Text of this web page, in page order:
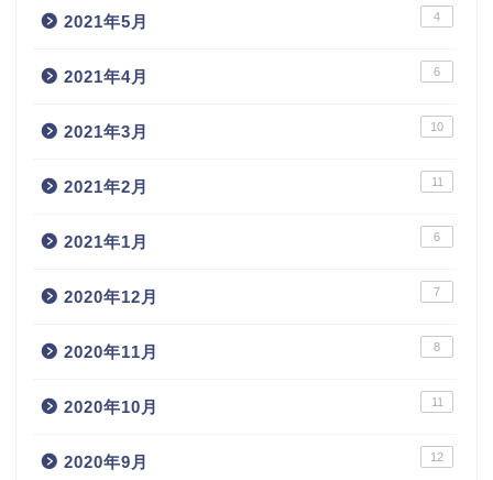
2021年5月 4
2021年4月 6
2021年3月 10
2021年2月 11
2021年1月 6
2020年12月 7
2020年11月 8
2020年10月 11
2020年9月 12